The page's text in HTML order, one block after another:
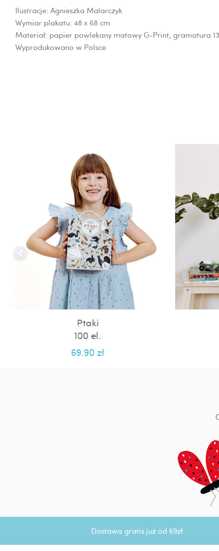
Ilustracje: Agnieszka Malarczyk
Wymiar plakatu: 48 x 68 cm
Materiał: papier powlekany matowy G-Print, gramatura
Wyprodukowano w Polsce
Ptaki
100 el.
69.90 zł
Dostawa gratis już od 69zł